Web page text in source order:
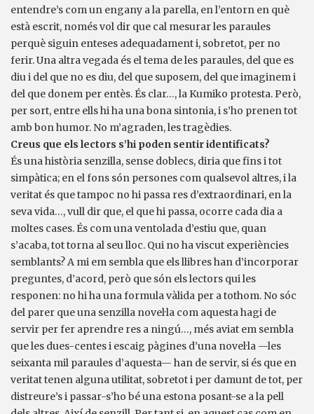
entendre’s com un engany a la parella, en l’entorn en què
està escrit, només vol dir que cal mesurar les paraules
perquè siguin enteses adequadament i, sobretot, per no
ferir. Una altra vegada és el tema de les paraules, del que es
diu i del que no es diu, del que suposem, del que imaginem i
del que donem per entès. És clar…, la Kumiko protesta. Però,
per sort, entre ells hi ha una bona sintonia, i s’ho prenen tot
amb bon humor. No m’agraden, les tragèdies.
Creus que els lectors s’hi poden sentir identificats?
És una història senzilla, sense doblecs, diria que fins i tot
simpàtica; en el fons són persones com qualsevol altres, i la
veritat és que tampoc no hi passa res d’extraordinari, en la
seva vida…, vull dir que, el que hi passa, ocorre cada dia a
moltes cases. És com una ventolada d’estiu que, quan
s’acaba, tot torna al seu lloc. Qui no ha viscut experiències
semblants? A mi em sembla que els llibres han d’incorporar
preguntes, d’acord, però que són els lectors qui les
responen: no hi ha una formula vàlida per a tothom. No sóc
del parer que una senzilla novel·la com aquesta hagi de
servir per fer aprendre res a ningú…, més aviat em sembla
que les dues-centes i escaig pàgines d’una novel·la —les
seixanta mil paraules d’aquesta— han de servir, si és que en
veritat tenen alguna utilitat, sobretot i per damunt de tot, per
distreure’s i passar-s’ho bé una estona posant-se a la pell